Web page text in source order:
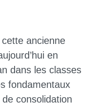
ancienne
en
dans les classes
fondamentaux
consolidation